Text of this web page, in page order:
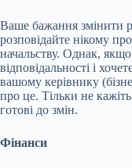
Ваше бажання змінити
розповідайте нікому
начальству. Однак,
відповідальності і
вашому керівнику
про це. Тільки не
готові до змін.
Фінанси